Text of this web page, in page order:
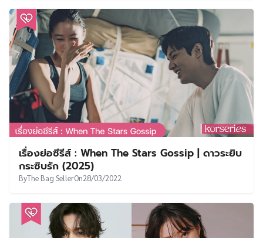
เรื่องย่อซีรีส์ : When The Stars Gossip | ดาวระยิบ
กระซิบรัก (2025)
ByThe Bag SellerOn28/03/2022